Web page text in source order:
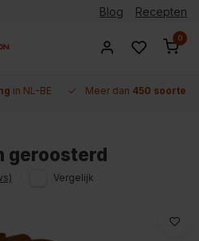
Blog Recepten
0
in NL-BE Meer dan 450 soorten
geroosterd
Vergelijk